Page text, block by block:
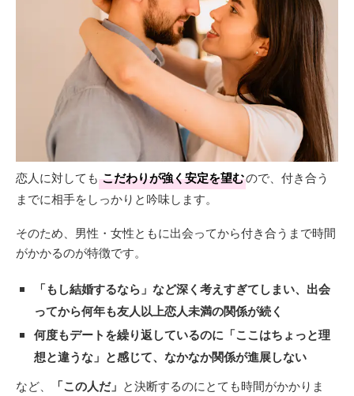
恋人に対しても こだわりが強く安定を望むので、付き合う
までに相手をしっかりと吟味します。
そのため、男性・女性ともに出会ってから付き合うまで時間
がかかるのが特徴です。
「もし結婚するなら」 など深く考えすぎてしまい、出会
ってから何年も友人以上恋人未満の関係が続く
何度もデートを繰り返しているのに 「ここはちょっと理
想と違うな」 と感じて、なかなか関係が進展しない
など、 「この人だ」 と決断するのにとても時間がかかりま